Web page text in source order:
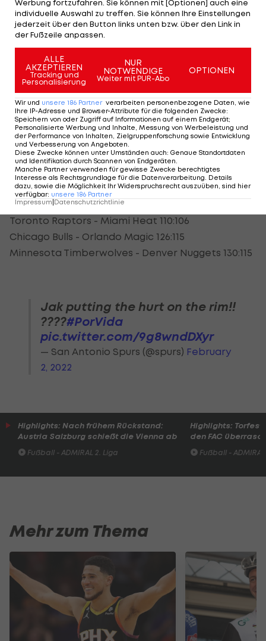
Out fest. Dejounte Murray erzielte 27 Punkte für
die Spurs, die am Donnerstag auf Miami Heat
treffen.
Zum bereits elften Mal hintereinander gewinnen
die Phoenix Suns. DerNBA-Leader bezwingt die
Brooklyn Nets mit 121:111. Für Devin Booker stehen
35 Zähler zu Buche. Giannis Antetokounmpo führt
Titelverteidiger Milwaukee Bucks mit 33 Punkten,
15 Rebounds und elf Assists zu einem 112:98 gegen
die Washington Wizards.
Weitere Ergebnisse:
Detroit Pistons - New Orleans Pelicans 101:111
Toronto Raptors - Miami Heat 110:106
Chicago Bulls - Orlando Magic 126:115
Minnesota Timberwolves - Denver Nuggets 130:115
Jak putting the hurt on the rim!!
????#PorVida
pic.twitter.com/9g8wndDXyr
— San Antonio Spurs (@spurs) February
2, 2022
Highlights: Nach frühem Rückstand:
Austria Salzburg schießt die Vienna ab
Fußball - ADMIRAL 2. Liga
Highlights:
den FAC
Fußball -
Mehr zum Thema
Werbung fortzufahren. Sie können mit [Optionen] auch eine
individuelle Auswahl zu treffen. Sie können Ihre Einstellungen
jederzeit über den Button links unten bzw. über den Link in
der Fußzeile anpassen.
ALLE
AKZEPTIEREN
Tracking und
Personalisierung
NUR
NOTWENDIGE
Weiter mit PUR-Abo
OPTIONEN
Wir und unsere 186 Partner verarbeiten personenbezogene Daten, wie
Ihre IP-Adresse und Browser-Attribute für die folgenden Zwecke:
Speichern von oder Zugriff auf Informationen auf einem Endgerät;
Personalisierte Werbung und Inhalte, Messung von Werbeleistung und
der Performance von Inhalten, Zielgruppenforschung sowie Entwicklung
und Verbesserung von Angeboten
Diese Zwecke können unter Umständen auch: Genaue Standortdaten
und Identifikation durch Scannen von Endgeräten
Manche Partner verwenden für gewisse Zwecke berechtigtes
Interesse als Rechtsgrundlage für die Datenverarbeitung. Details
dazu, sowie die Möglichkeit Ihr Widerspruchsrecht auszuüben, sind hier
verfügbar: unsere 186 Partner
Impressum|Datenschutzrichtlinie